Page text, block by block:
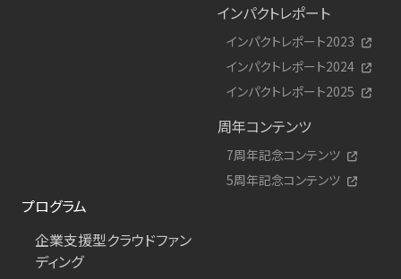
インパクトレポート
インパクトレポート2023
インパクトレポート2024
インパクトレポート2025
周年コンテンツ
7周年記念コンテンツ
5周年記念コンテンツ
プログラム
企業支援型クラウドファン
ディング